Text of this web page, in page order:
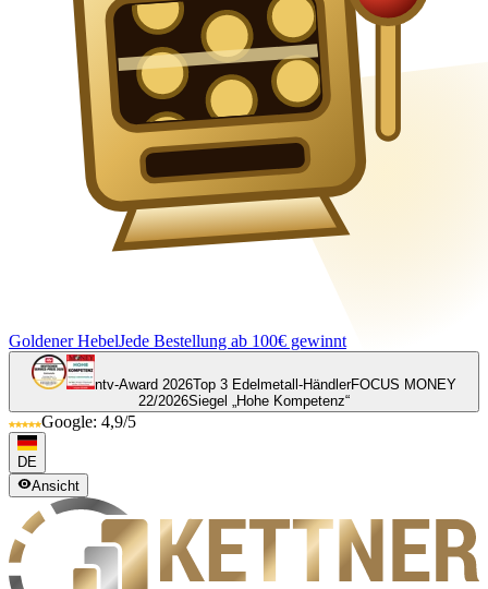
Goldener HebelJede Bestellung ab 100€ gewinnt
ntv-Award 2026Top 3 Edelmetall-HändlerFOCUS MONEY
22/2026Siegel „Hohe Kompetenz“
Google: 4,9/5
DE
Ansicht